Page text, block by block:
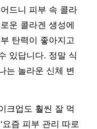
드니 피부 속 콜라
운 콜라겐 생성에
탄력이 좋아지고
있답니다. 정말 식
는 놀라운 신체 변
크업도 훨씬 잘 먹
요즘 피부 관리 따로